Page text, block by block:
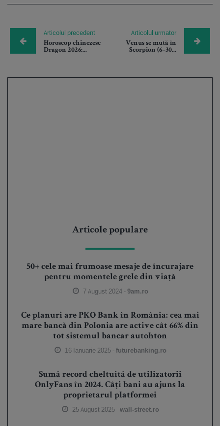
Articolul precedent
Horoscop chinezesc
Dragon 2026:...
Articolul urmator
Venus se mută în
Scorpion (6–30...
Articole populare
50+ cele mai frumoase mesaje de încurajare
pentru momentele grele din viață
7 August 2024 -9am.ro
Ce planuri are PKO Bank în România: cea mai
mare bancă din Polonia are active cât 66% din
tot sistemul bancar autohton
16 Ianuarie 2025 -futurebanking.ro
Sumă record cheltuită de utilizatorii
OnlyFans în 2024. Câți bani au ajuns la
proprietarul platformei
25 August 2025 -wall-street.ro